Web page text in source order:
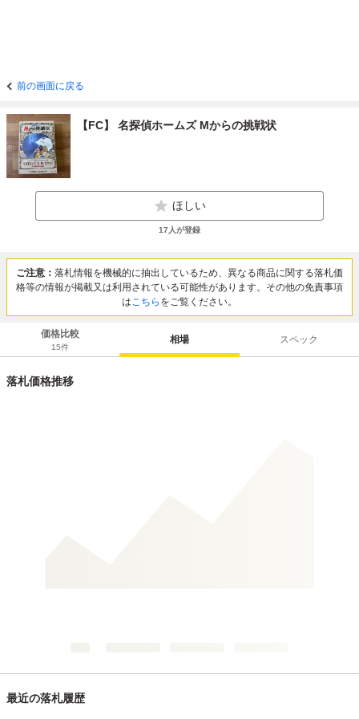
前の画面に戻る
【FC】 名探偵ホームズ Mからの挑戦状
ほしい
17 人が登録
ご注意： 落札情報を機械的に抽出しているため、異なる商品に関する落札価
格等の情報が掲載又は利用されている可能性があります。その他の免責事項
はこちら をご覧ください。
価格比較
15件
相場 スペック
落札価格推移
最近の落札履歴